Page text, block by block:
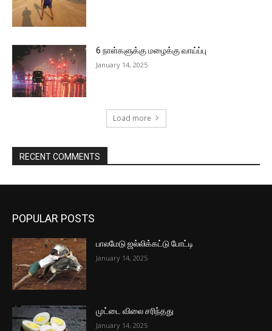
6 நாள்களுக்கு மழைக்கு வாய்ப்பு
January 14, 2025
Load more
RECENT COMMENTS
POPULAR POSTS
பாலமேடு ஜல்லிக்கட்டு போட்டி
January 14, 2025
முட்டை விலை சரிந்தது
January 14, 2025